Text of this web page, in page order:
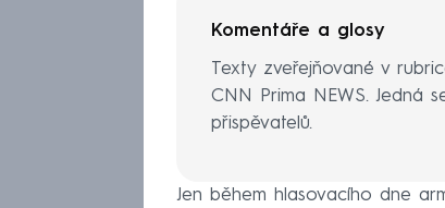
Komentáře a glosy
Texty zveřejňované v
CNN Prima NEWS. Jedná
přispěvatelů.
Jen během hlasovacího dne